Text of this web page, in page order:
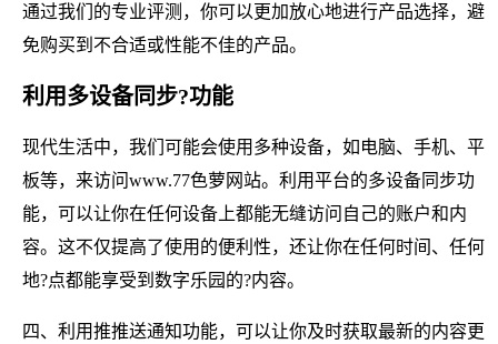
通过我们的专业评测，你可以更加放心地进行产品选择，避
免购买到不合适或性能不佳的产品。
利用多设备同步?功能
现代生活中，我们可能会使用多种设备，如电脑、手机、平
板等，来访问www.77色萝网站。利用平台的多设备同步功
能，可以让你在任何设备上都能无缝访问自己的账户和内
容。这不仅提高了使用的便利性，还让你在任何时间、任何
地?点都能享受到数字乐园的?内容。
四、利用推推送通知功能，可以让你及时获取最新的内容更